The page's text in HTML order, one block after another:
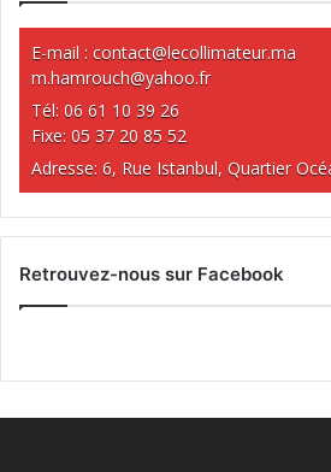
E-mail : contact@lecollimateur.ma
m.hamrouch@yahoo.fr
Tél: 06 61 10 39 26
Fixe: 05 37 20 85 52
Adresse: 6, Rue Istanbul, Quartier
Retrouvez-nous sur Facebook